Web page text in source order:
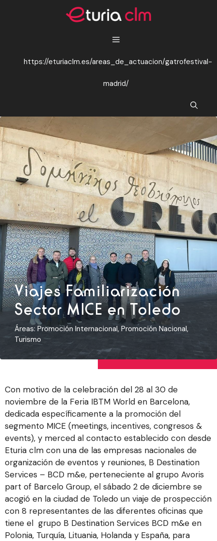
https://eturiaclm.es/areas_de_actuacion/gatrofestival-
madrid/
Viajes Familiarización
Sector MICE en Toledo
Áreas: Promoción Internacional, Promoción Nacional,
Turismo
Con motivo de la celebración del 28 al 30 de
noviembre de la Feria IBTM World en Barcelona,
dedicada específicamente a la promoción del
segmento MICE (meetings, incentives, congresos &
events), y merced al contacto establecido con desde
Eturia clm con una de las empresas nacionales de
organización de eventos y reuniones, B Destination
Services – BCD m&e, perteneciente al grupo Avoris
part of Barcelo Group, el sábado 2 de diciembre se
acogió en la ciudad de Toledo un viaje de prospección
con 8 representantes de las diferentes oficinas que
tiene el grupo B Destination Services BCD m&e en
Polonia, Turquía, Lituania, Holanda y España, para